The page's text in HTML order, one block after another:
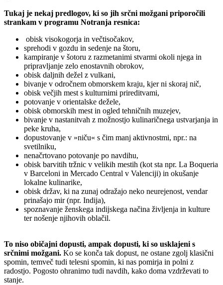
Tukaj je nekaj predlogov, ki so jih srčni možgani priporočili
strankam v programu Notranja resnica:
obisk visokogorja in večtisočakov,
sprehodi v gozdu in sedenje na štoru,
kampiranje v šotoru z razmetanimi stvarmi okoli njega in
pripravljanje zelo enostavnih obrokov,
obisk daljnih dežel z vulkani,
bivanje v odročnem obmorskem kraju, kjer ni skoraj nič,
obisk večjih mest s kulturnimi prireditvami,
potovanje v orientalske dežele,
obisk obmorskih mest in ogled tehničnih muzejev,
bivanje v nastanitvah z možnostjo kulinaričnega ustvarjanja in
peke kruha,
dopustovanje v »niču« s čim manj aktivnostmi, npr.: na
svetilniku,
nenačrtovano potovanje po navdihu,
obisk barvitih tržnic v velikih mestih (kot sta npr. La Boqueria
v Barceloni in Mercado Central v Valenciji) in okušanje
lokalne kulinarike,
obisk držav, ki na zunaj odražajo neko neurejenost, vendar
prinašajo mir (npr. Indija),
spoznavanje ženskega indijskega načina življenja in kulture
ter nošenje njihovih oblačil.
To niso običajni dopusti, ampak dopusti, ki so usklajeni s
srčnimi možgani. Ko se konča tak dopust, ne ostane zgolj klasični
spomin, temveč tudi telesni spomin, ki nas pomirja in polni z
radostjo. Pogosto ohranimo tudi navdih, kako doma vzdrževati to
stanje.